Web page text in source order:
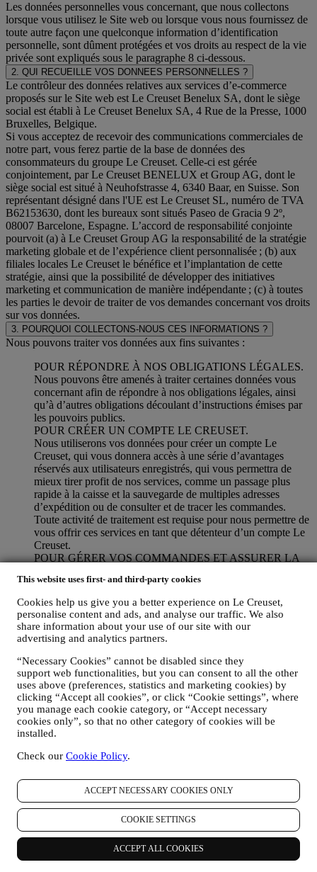
This website uses first- and third-party cookies
Cookies help us give you a better experience on Le Creuset,
personalise content and ads, and analyse our traffic. We also
share information about your use of our site with our
advertising and analytics partners.
“Necessary Cookies” cannot be disabled since they
support web functionalities, but you can consent to all the other
uses above (preferences, statistics and marketing cookies) by
clicking “Accept all cookies”, or click “Cookie settings”, where
you manage each cookie category, or “Accept necessary
cookies only”, so that no other category of cookies will be
installed.
Check our Cookie Policy.
ACCEPT NECESSARY COOKIES ONLY
COOKIE SETTINGS
ACCEPT ALL COOKIES
Les données personnelles vous concernant, que nous collectons
lorsque vous utilisez le Site web ou lorsque vous nous fournissez de
toute autre façon une quelconque information d’identification
personnelle, sont dûment protégées et vos droits au respect de la vie
privée sont expliqués sous le paragraphe 8 ci-dessous.
2. QUI RECUEILLE VOS DONNEES PERSONNELLES ?
Le contrôleur des données relatives aux services d’e-commerce
proposés sur le Site web est Le Creuset Benelux SA, dont le siège
social est établi à Le Creuset Benelux SA, 4 Rue de la Presse, 1000
Bruxelles, Belgique.
Si vous acceptez de recevoir des communications commerciales de
notre part, vous ferez partie de la base de données des
consommateurs du groupe Le Creuset. Celle-ci est gérée
conjointement, par Le Creuset BENELUX et Group AG, dont le
siège social est situé à Neuhofstrasse 4, 6340 Baar, en Suisse. Son
représentant désigné dans l'UE est Le Creuset SL, numéro de TVA
B62153630, dont les bureaux sont situés Paseo de Gracia 9 2º,
08007 Barcelone, Espagne. L’accord de responsabilité conjointe
pourvoit (a) à Le Creuset Group AG la responsabilité de la stratégie
marketing globale et de l’expérience client personnalisée ; (b) aux
filiales locales Le Creuset le bénéfice et l’implantation de cette
stratégie, ainsi que la possibilité de développer des initiatives
marketing et communication de manière indépendante ; (c) à toutes
les parties le devoir de traiter de vos demandes concernant vos droits
sur vos données.
3. POURQUOI COLLECTONS-NOUS CES INFORMATIONS ?
Nous pouvons traiter vos données aux fins suivantes :
POUR RÉPONDRE À NOS OBLIGATIONS LÉGALES.
Nous pouvons être amenés à traiter certaines données vous
concernant afin de répondre à nos obligations légales, ainsi
qu’à d’autres obligations découlant d’instructions émises par
les pouvoirs publics.
POUR CRÉER UN COMPTE LE CREUSET.
Nous utiliserons vos données pour créer un compte Le
Creuset, qui vous donnera accès à une série d’avantages
réservés aux utilisateurs enregistrés, qui vous permettra de
mieux tirer profit de nos services, comme un passage plus
rapide à la caisse et la sauvegarde de multiples adresses
d’expédition ou de consulter et de tracer les commandes.
Toute activité de traitement est requise pour nous permettre de
vous offrir ces services en tant que détenteur d’un compte Le
Creuset.
POUR GÉRER VOS COMMANDES ET ASSURER LA
PRESTATION DE NOS SERVICES ET VOUS
PROPOSER NOTRE ASSISTANCE.
Nous utiliserons vos données pour gérer notre relation
contractuelle avec vous, vos achats de produits sur le Site web
et en boutique Le Creuset, votre utilisation du Site web, toute
assistance après-vente ultérieure ou votre participation à nos
concours. Nous pourrons avoir à traiter certaines données
vous concernant pour gérer nos obligations administratives
liées à notre relation contractuelle avec vous, telles que la
comptabilité, la facturation et certaines vérifications, la
vérification des paiements par carte, le dépistage de la fraude,
la sécurité, la sécurisation et les tests de nos systèmes, la
maintenance et les analyses statistiques. Occasionnellement,
administratives ou opérationnelles, comme par exemple
aussi vos données personnelles pour répondre à vos demandes
transmises par notre Site web ou par d’autres canaux. Cette
activité de traitement est requise pour nous permettre de
prester nos services à votre intention. Nous pouvons traiter
vos données en fonction de notre intérêt légitime (dûment
équilibré avec vos droits et libertés) pour vous envoyer des e-
mails de suivi dans le cas où vous auriez ajouté des articles